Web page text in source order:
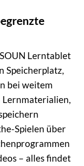
Lerntablet
Speicherplatz,
bei weitem
Spielen über
– alles findet